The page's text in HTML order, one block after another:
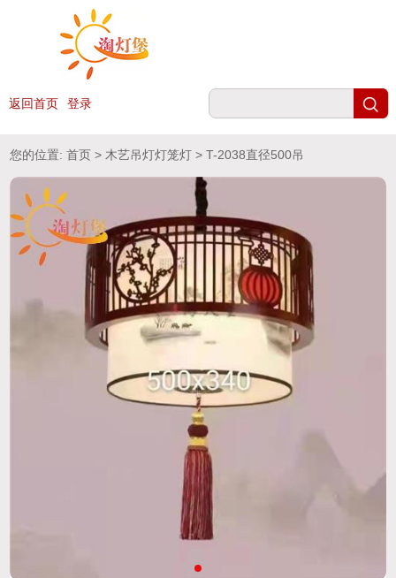
返回首页 登录
您的位置:首页 > 木艺吊灯灯笼灯 > T-2038直径500吊